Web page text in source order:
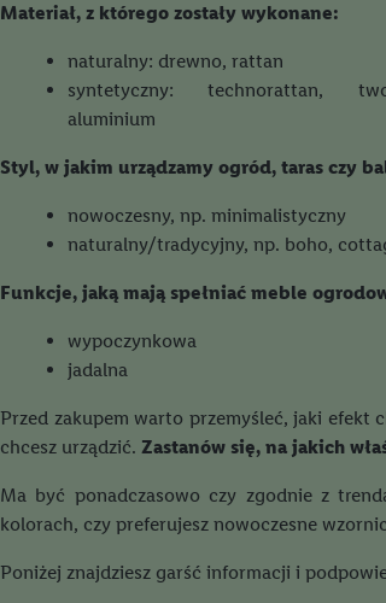
Materiał, z którego zostały wykonane:
naturalny: drewno, rattan
syntetyczny: technorattan,
aluminium
Styl, w jakim urządzamy ogród, taras czy
nowoczesny, np. minimalistyczny
naturalny/tradycyjny, np. boho,
Funkcje, jaką mają spełniać meble
wypoczynkowa
jadalna
Przed zakupem warto przemyśleć, jaki efekt
chcesz urządzić. Zastanów się, na jakich
Ma być ponadczasowo czy zgodnie z
kolorach, czy preferujesz nowoczesne
Poniżej znajdziesz garść informacji i